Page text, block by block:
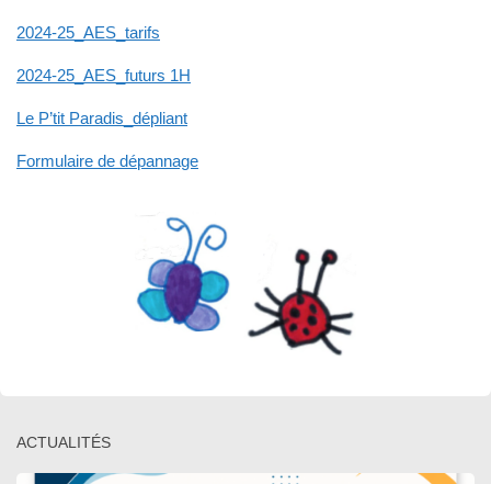
2024-25_AES_tarifs
2024-25_AES_futurs 1H
Le P’tit Paradis_dépliant
Formulaire de dépannage
ACTUALITÉS